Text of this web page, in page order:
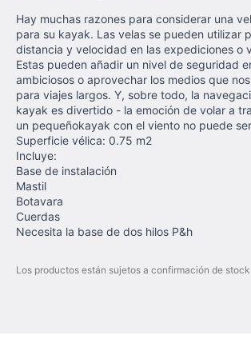
Hay muchas razones para considerar una
para su kayak. Las velas se pueden utilizar
distancia y velocidad en las expediciones o
Estas pueden añadir un nivel de seguridad
ambiciosos o aprovechar los medios que
para viajes largos. Y, sobre todo, la
kayak es divertido - la emoción de volar a
un pequeñokayak con el viento no puede
Superficie vélica: 0.75 m2
Incluye:
Base de instalación
Mastil
Botavara
Cuerdas
Necesita la base de dos hilos P&h
Los productos están sujetos a confirmación de